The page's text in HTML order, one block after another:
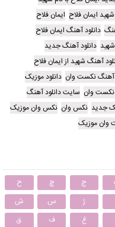
ایمان فلاح ایمان فلاح
دانلود آهنگ ایمان فلاح
دانلود آهنگ جدید
آهنگ شهید از ایمان فلاح
آهنگ نکست وان دانلود موزیک
نکست وان سایت دانلود آهنگ
جدید نکس وان نکس وان موزیک
وان موزیک
ج چ
ح
ژ س
ش
غ ف
ق